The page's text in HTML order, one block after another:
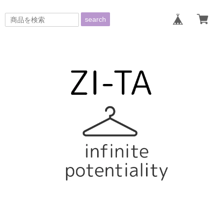
search